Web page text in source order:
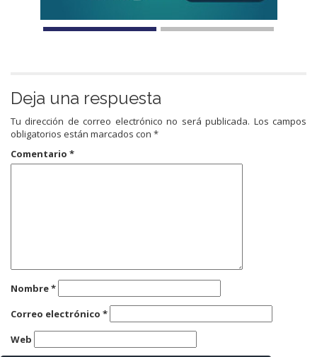
Deja una respuesta
Tu dirección de correo electrónico no será publicada. Los campos
obligatorios están marcados con *
Comentario *
Nombre*
Correo electrónico *
Web